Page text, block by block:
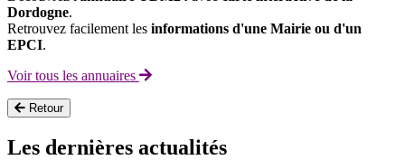
Dordogne.
Retrouvez facilement les informations d'une Mairie ou d'un
EPCI.
Voir tous les annuaires
Retour
Les dernières actualités